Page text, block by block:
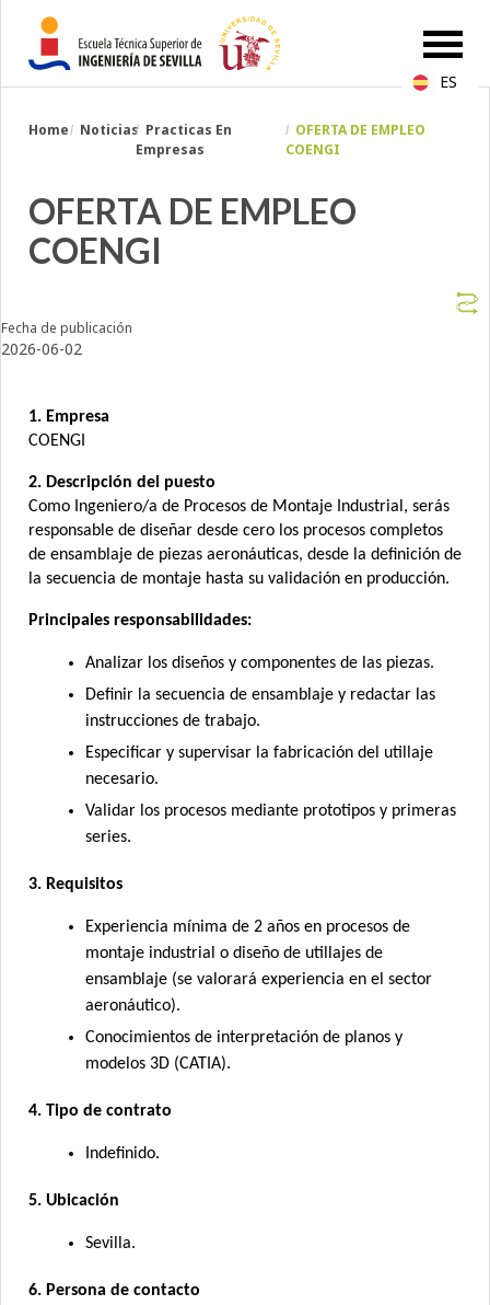
Breadcrumbs
You
Home Noticias Practicas En
Empresas
OFERTA DE EMPLEO
COENGI
OFERTA DE EMPLEO
COENGI
Fecha de publicación
2026-06-02
1. Empresa
COENGI
2. Descripción del puesto
Como Ingeniero/a de Procesos de Montaje Industrial, serás
responsable de diseñar desde cero los procesos completos
de ensamblaje de piezas aeronáuticas, desde la definición de
la secuencia de montaje hasta su validación en producción.
Principales responsabilidades:
Analizar los diseños y componentes de las piezas.
Definir la secuencia de ensamblaje y redactar las
instrucciones de trabajo.
Especificar y supervisar la fabricación del utillaje
necesario.
Validar los procesos mediante prototipos y primeras
series.
3. Requisitos
Experiencia mínima de 2 años en procesos de
montaje industrial o diseño de utillajes de
ensamblaje (se valorará experiencia en el sector
aeronáutico).
Conocimientos de interpretación de planos y
modelos 3D (CATIA).
4. Tipo de contrato
Indefinido.
5. Ubicación
Sevilla.
6. Persona de contacto
ES